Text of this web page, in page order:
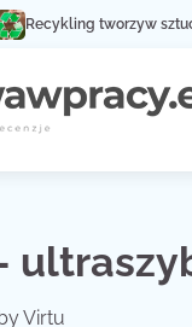
sztucznych – Zwiększ
Virtu